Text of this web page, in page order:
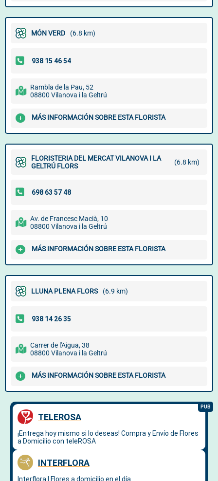
MÓN VERD (6.8 km)
Rambla de la Pau, 52
08800 Vilanova i la Geltrú
MÁS INFORMACIÓN SOBRE ESTA FLORISTA
FLORISTERIA DEL MERCAT VILANOVA I LA
GELTRÚ FLORS
(6.8 km)
Av. de Francesc Macià, 10
08800 Vilanova i la Geltrú
MÁS INFORMACIÓN SOBRE ESTA FLORISTA
LLUNA PLENA FLORS (6.9 km)
Carrer de l'Aigua, 38
08800 Vilanova i la Geltrú
MÁS INFORMACIÓN SOBRE ESTA FLORISTA